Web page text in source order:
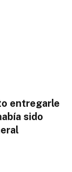
entregarle
sido